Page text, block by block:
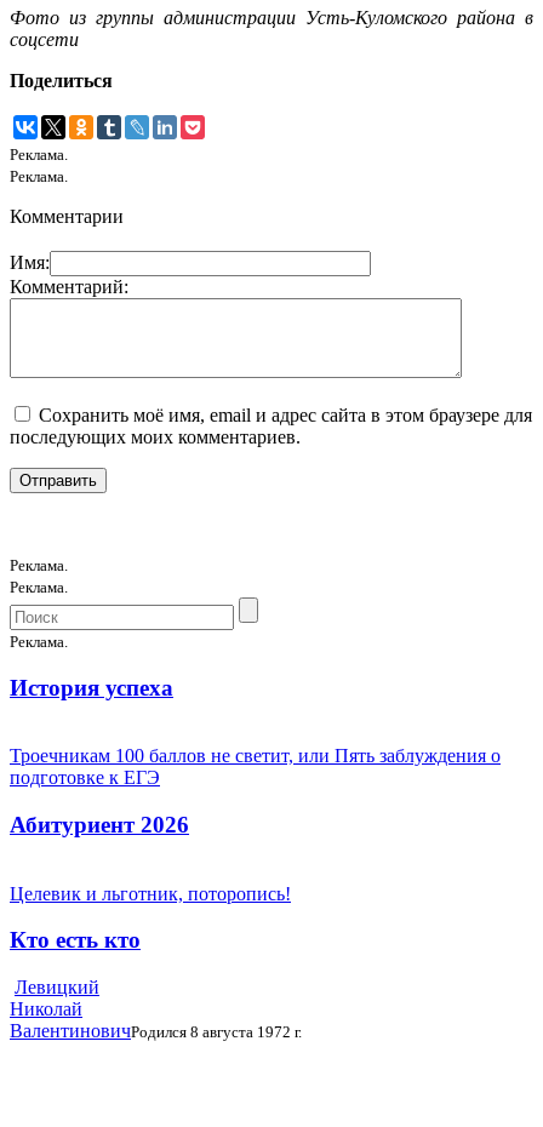
Фото из группы администрации Усть-Куломского района в
соцсети
Поделиться
Реклама.
Реклама.
Комментарии
Имя:
Комментарий:
Сохранить моё имя, email и адрес сайта в этом браузере для
последующих моих комментариев.
Реклама.
Реклама.
Реклама.
История успеха
Троечникам 100 баллов не светит, или Пять заблуждения о
подготовке к ЕГЭ
Абитуриент 2026
Целевик и льготник, поторопись!
Кто есть кто
Левицкий
Николай
ВалентиновичРодился 8 августа 1972 г.